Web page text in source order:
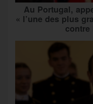
Au Portugal,
« l’une des plus
contre